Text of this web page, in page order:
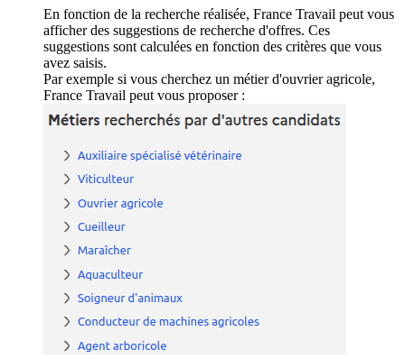
En fonction de la recherche réalisée, France Travail peut vous
afficher des suggestions de recherche d'offres. Ces
suggestions sont calculées en fonction des critères que vous
avez saisis.
Par exemple si vous cherchez un métier d'ouvrier agricole,
France Travail peut vous proposer :